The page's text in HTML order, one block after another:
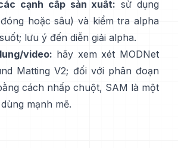
cạnh cấp sản xuất: sử dụng
hoặc sâu) và kiểm tra alpha
lưu ý đến diễn giải alpha.
video: hãy xem xét MODNet
Matting V2; đối với phân đoạn
cách nhấp chuột, SAM là một
mạnh mẽ.